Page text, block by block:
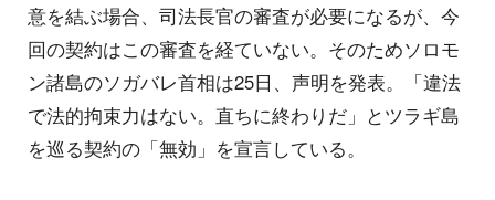
意を結ぶ場合、司法長官の審査が必要になるが、今
回の契約はこの審査を経ていない。そのためソロモ
ン諸島のソガバレ首相は25日、声明を発表。「違法
で法的拘束力はない。直ちに終わりだ」とツラギ島
を巡る契約の「無効」を宣言している。